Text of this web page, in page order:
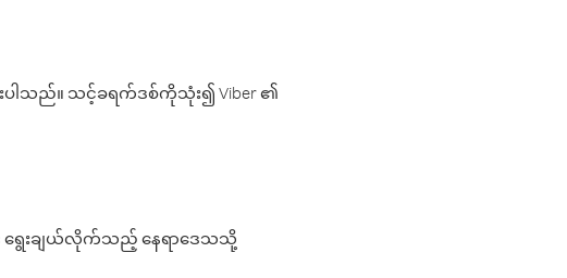
သည်။ သင့်ခရက်ဒစ်ကိုသုံး၍ Viber ၏
ရွေးချယ်လိုက်သည့် နေရာဒေသသို့